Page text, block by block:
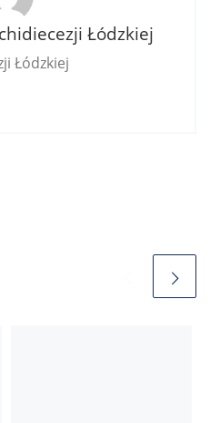
Łódzkiej
Łódzkiej